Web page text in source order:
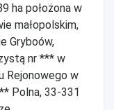
ha położona w
małopolskim,
Gryboów,
nr *** w
Rejonowego w
Polna, 33-331